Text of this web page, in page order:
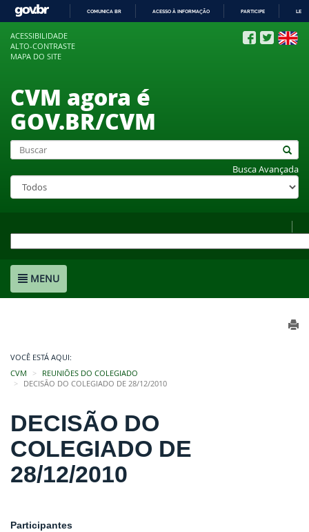
COMUNICA BR ACESSO À INFORMAÇÃO PARTICIPE
ACESSIBILIDADE
ALTO-CONTRASTE
MAPA DO SITE
CVM agora é
GOV.BR/CVM
Busca Avançada
MENU
VOCÊ ESTÁ AQUI:
CVM
REUNIÕES DO COLEGIADO
DECISÃO DO COLEGIADO DE 28/12/2010
DECISÃO DO
COLEGIADO DE
28/12/2010
Participantes